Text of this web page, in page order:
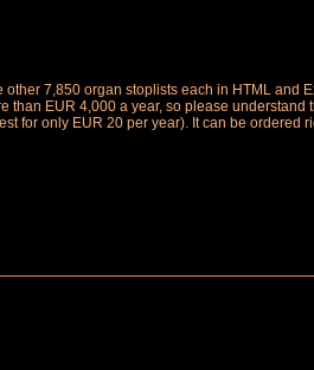
7,850 organ stoplists each in HTML and
EUR 4,000 a year, so please
for only EUR 20 per year). It can be ordered